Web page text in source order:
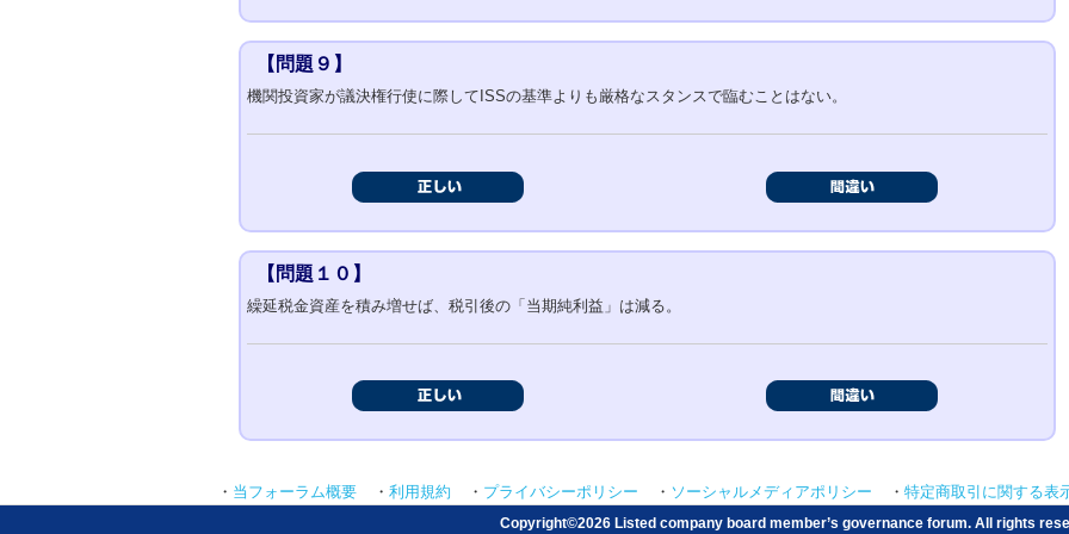
【問題９】
機関投資家が議決権行使に際してISSの基準よりも厳格なスタンスで臨むことはない。
【問題１０】
繰延税金資産を積み増せば、税引後の「当期純利益」は減る。
・ 当フォーラム概要 ・ 利用規約 ・ プライバシーポリシー ・ ソーシャルメディアポリシー ・ 特定商取引に関する表
Copyright©2026 Listed company board member’s governance forum. All rights